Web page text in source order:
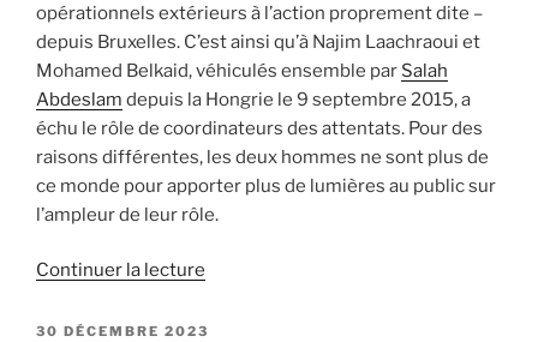
opérationnels extérieurs à l’action proprement dite –
depuis Bruxelles. C’est ainsi qu’à Najim Laachraoui et
Mohamed Belkaid, véhiculés ensemble par Salah
Abdeslam depuis la Hongrie le 9 septembre 2015, a
échu le rôle de coordinateurs des attentats. Pour des
raisons différentes, les deux hommes ne sont plus de
ce monde pour apporter plus de lumières au public sur
l’ampleur de leur rôle.
Continuer la lecture
et
PUBLIÉ
30 DÉCEMBRE 2023